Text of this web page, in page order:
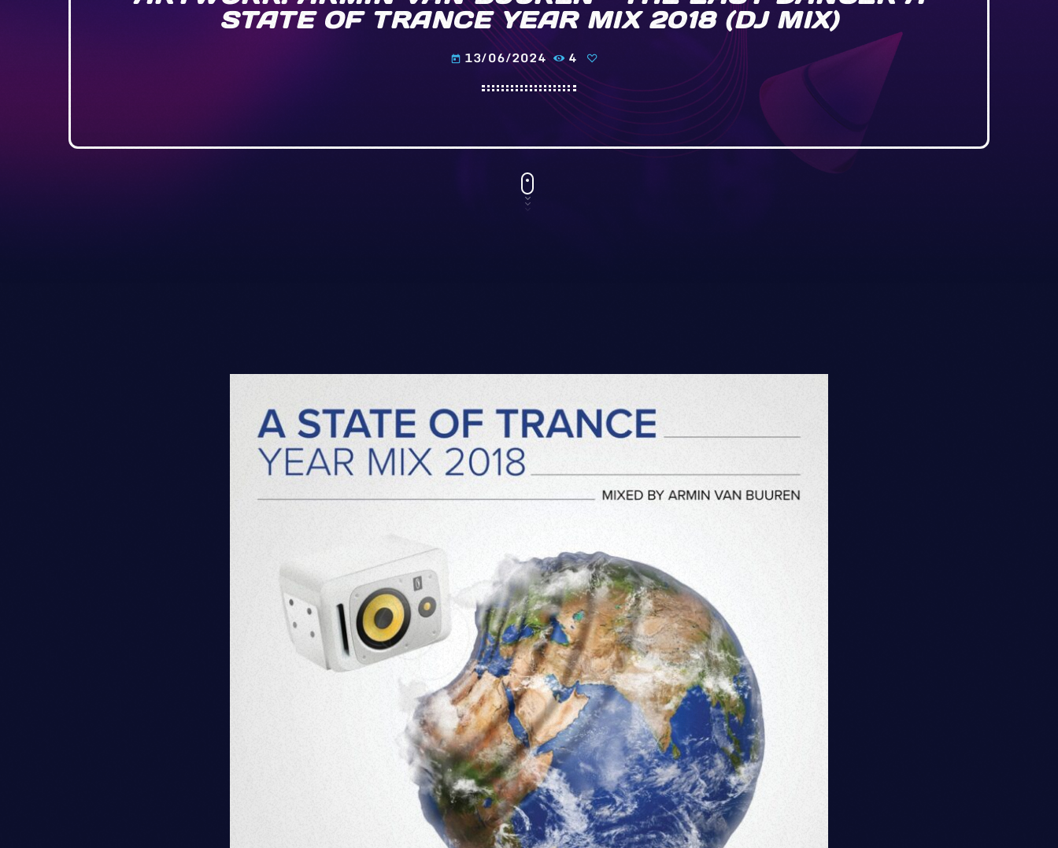
STATE OF TRANCE YEAR MIX 2018 (DJ MIX)
today 13/06/2024 4